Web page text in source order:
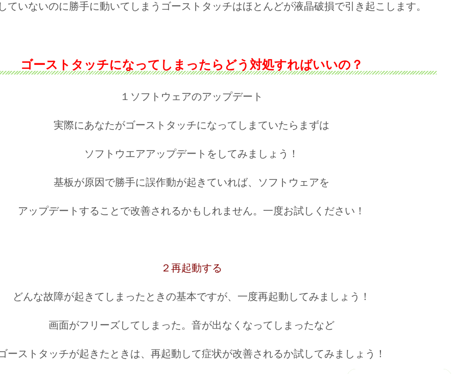
ていないのに勝手に動いてしまうゴーストタッチはほとんどが液晶破損で引き起こします。
ゴーストタッチになってしまったらどう対処すればいいの？
１ソフトウェアのアップデート
実際にあなたがゴーストタッチになってしまていたらまずは
ソフトウエアアップデートをしてみましょう！
基板が原因で勝手に誤作動が起きていれば、ソフトウェアを
アップデートすることで改善されるかもしれません。一度お試しください！
２再起動する
どんな故障が起きてしまったときの基本ですが、一度再起動してみましょう！
画面がフリーズしてしまった。音が出なくなってしまったなど
ーストタッチが起きたときは、再起動して症状が改善されるか試してみましょう！